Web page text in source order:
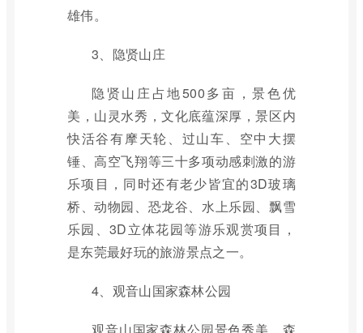
雄伟。
3、隐贤山庄
隐贤山庄占地500多亩，景色优
美，山灵水秀，文化底蕴深厚，景区内
快活谷有摩天轮、过山车、空中大摆
锤、高空飞翔等三十多项动感刺激的游
乐项目，同时还有老少皆宜的3D玻璃
桥、动物园、恐龙谷、水上乐园、飘雪
乐园、3D立体花园等游乐观赏项目，
是东莞最好玩的旅游景点之一。
4、观音山国家森林公园